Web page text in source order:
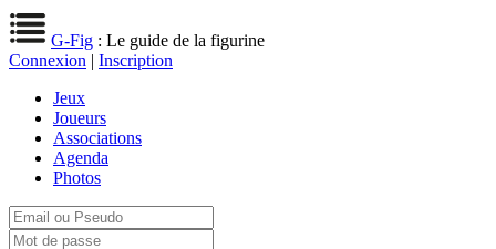
G-Fig : Le guide de la figurine
Connexion | Inscription
Jeux
Joueurs
Associations
Agenda
Photos